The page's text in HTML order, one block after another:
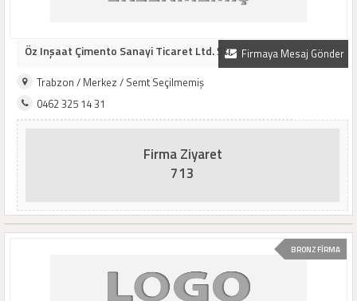
Firmaya Mesaj Gönder
Öz Inşaat Çimento Sanayi Ticaret Ltd. Şti.
Trabzon / Merkez / Semt Seçilmemiş
0462 325 14 31
Firma Ziyaret
713
BRONZ FİRMA